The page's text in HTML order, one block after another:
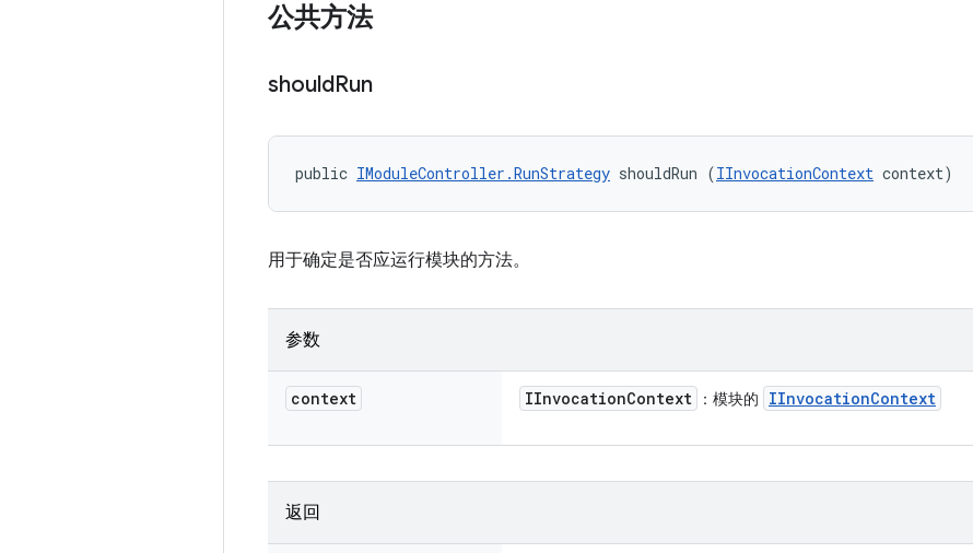
公共方法
shouldRun
public IModuleController.RunStrategy shouldRun (IInvocationContext context)
用于确定是否应运行模块的方法。
参数
context IInvocationContext ：模块的 IInvocationContext
返回